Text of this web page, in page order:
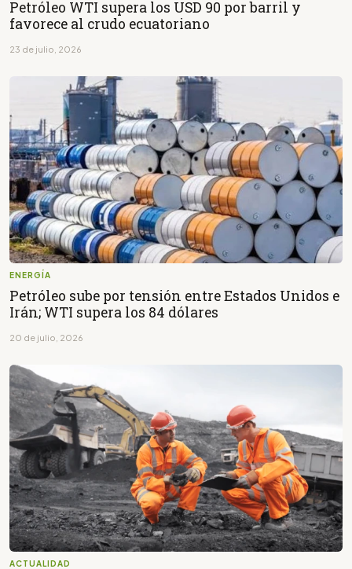
Petróleo WTI supera los USD 90 por barril y
favorece al crudo ecuatoriano
23 de julio, 2026
ENERGÍA
Petróleo sube por tensión entre Estados Unidos e
Irán; WTI supera los 84 dólares
20 de julio, 2026
ACTUALIDAD